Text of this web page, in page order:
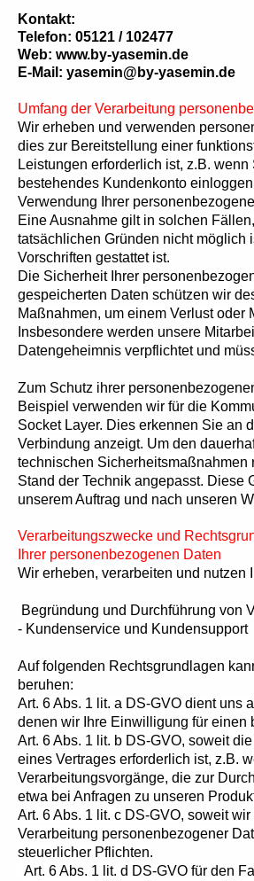
Kontakt:
Telefon: 05121 / 102477
Web: www.by-yasemin.de
E-Mail: yasemin@by-yasemin.de
Umfang der Verarbeitung
Wir erheben und verwenden
dies zur Bereitstellung einer
Leistungen erforderlich ist, z.B.
bestehendes Kundenkonto
Verwendung Ihrer
Eine Ausnahme gilt in solchen
tatsächlichen Gründen nicht möglich
Vorschriften gestattet ist.
Die Sicherheit Ihrer
gespeicherten Daten schützen wir
Maßnahmen, um einem Verlust
Insbesondere werden unsere
Datengeheimnis verpflichtet und
Zum Schutz ihrer
Beispiel verwenden wir für die
Socket Layer. Dies erkennen Sie an
Verbindung anzeigt. Um den
technischen Sicherheitsmaßnahmen
Stand der Technik angepasst. Diese
unserem Auftrag und nach unseren
Verarbeitungszwecke und
Ihrer personenbezogenen Daten
Wir erheben, verarbeiten und
Begründung und Durchführung von
- Kundenservice und Kundensupport
Auf folgenden Rechtsgrundlagen
beruhen:
Art. 6 Abs. 1 lit. a DS-GVO dient uns
denen wir Ihre Einwilligung für einen
Art. 6 Abs. 1 lit. b DS-GVO, soweit
eines Vertrages erforderlich ist, z.B.
Verarbeitungsvorgänge, die zur
etwa bei Anfragen zu unseren
Art. 6 Abs. 1 lit. c DS-GVO, soweit
Verarbeitung personenbezogener
steuerlicher Pflichten.
Art. 6 Abs. 1 lit. d DS-GVO für den